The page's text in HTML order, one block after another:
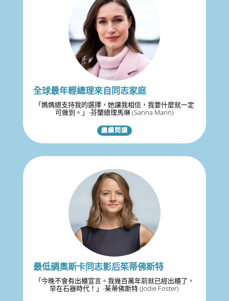
全球最年輕總理來自同志家庭
「媽媽總支持我的選擇，她讓我相信，我要什麼就一定
可做到。」-芬蘭總理馬琳 (Sanna Marin)
繼續閱讀
最低調奧斯卡同志影后茱蒂佛斯特
「今晚不會有出櫃宣言。我幾百萬年前就已經出櫃了，
早在石器時代！」-茱蒂佛斯特 (Jodie Foster)